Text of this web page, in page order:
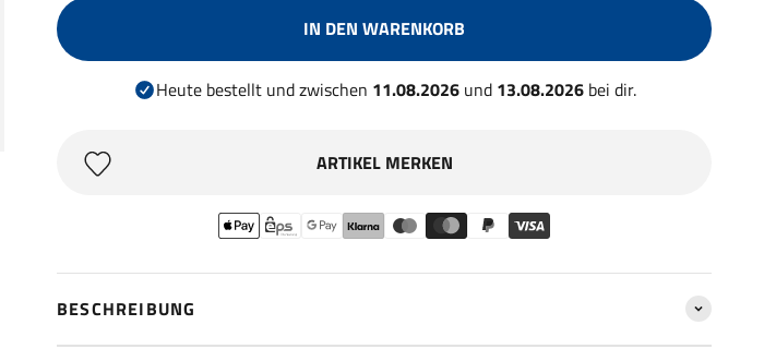
IN DEN WARENKORB
Heute bestellt und zwischen 11.08.2026und 13.08.2026 bei dir.
ARTIKEL MERKEN
BESCHREIBUNG